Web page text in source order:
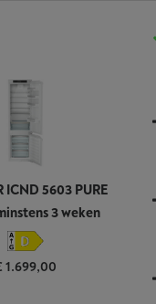
ICND 5603 PURE
3 weken
1.699,00